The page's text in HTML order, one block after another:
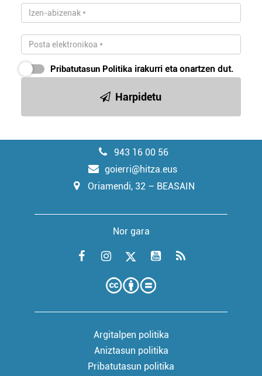
Pribatutasun Politika irakurri eta onartzen dut.
Harpidetu
943 16 00 56
goierri@hitza.eus
Oriamendi, 32 – BEASAIN
Nor gara
Argitalpen politika
Aniztasun politika
Pribatutasun politika